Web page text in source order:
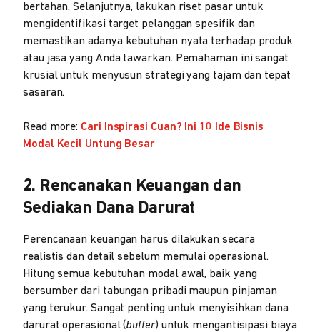
bertahan. Selanjutnya, lakukan riset pasar untuk
mengidentifikasi target pelanggan spesifik dan
memastikan adanya kebutuhan nyata terhadap produk
atau jasa yang Anda tawarkan. Pemahaman ini sangat
krusial untuk menyusun strategi yang tajam dan tepat
sasaran.
Read more: Cari Inspirasi Cuan? Ini 10 Ide Bisnis
Modal Kecil Untung Besar
2. Rencanakan Keuangan dan
Sediakan Dana Darurat
Perencanaan keuangan harus dilakukan secara
realistis dan detail sebelum memulai operasional.
Hitung semua kebutuhan modal awal, baik yang
bersumber dari tabungan pribadi maupun pinjaman
yang terukur. Sangat penting untuk menyisihkan dana
darurat operasional (buffer) untuk mengantisipasi biaya